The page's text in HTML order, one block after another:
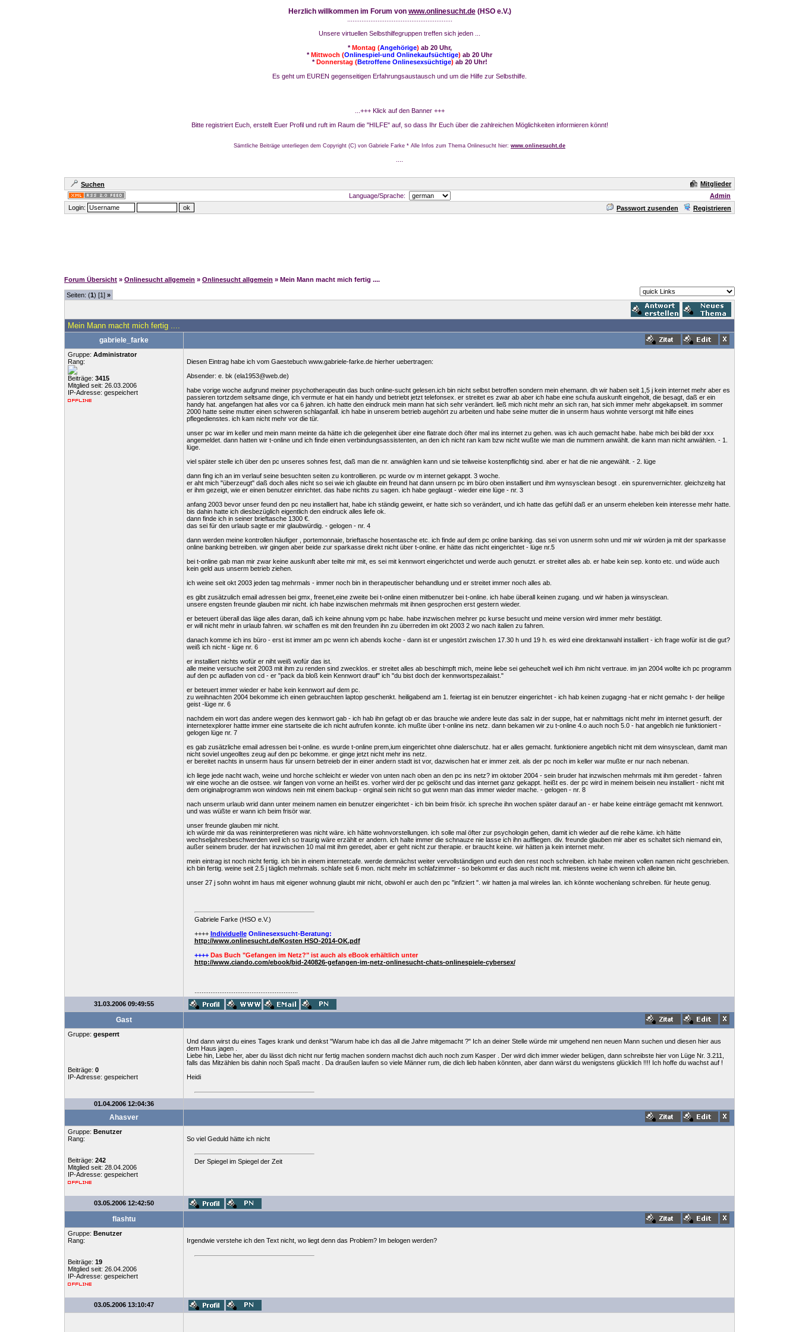
Herzlich willkommen im Forum von www.onlinesucht.de(HSO e.V.)
Unsere virtuellen Selbsthilfegruppen treffen sich jeden ...
*Montag (Angehörige) ab 20 Uhr,
*Mittwoch (Onlinespiel-und Onlinekaufsüchtige) ab 20 Uhr
*Donnerstag (Betroffene Onlinesexsüchtige) ab 20 Uhr!
Es geht um EUREN gegenseitigen Erfahrungsaustausch und um die Hilfe zur Selbsthilfe.
...+++ Klick auf den Banner +++
Bitte registriert Euch, erstellt Euer Profil und ruft im Raum die "HILFE" auf, so dass Ihr Euch über die zahlreichen Möglichkeiten informieren könnt!
Sämtliche Beiträge unterliegen dem Copyright (C) von Gabriele Farke * Alle Infos zum Thema Onlinesucht hier: www.onlinesucht.de
Suchen
Mitglieder
Language/Sprache:
Admin
Login:
Passwort zusenden Registrieren
Forum Übersicht » Onlinesucht allgemein » Onlinesucht allgemein » Mein Mann macht mich fertig ....
Seiten: (1) [1] »
Mein Mann macht mich fertig ....
gabriele_farke
Gruppe: Administrator
Rang:
Beiträge: 3415
Mitglied seit: 26.03.2006
IP-Adresse: gespeichert
Diesen Eintrag habe ich vom Gaestebuch www.gabriele-farke.de hierher uebertragen:
Absender: e. bk (ela1953@web.de)
habe vorige woche aufgrund meiner psychotherapeutin das buch online-sucht gelesen.ich bin nicht selbst betroffen sondern mein ehemann. dh wir haben seit 1,5 j kein internet mehr aber es
passieren tortzdem seltsame dinge, ich vermute er hat ein handy und betriebt jetzt telefonsex. er streitet es zwar ab aber ich habe eine schufa auskunft eingeholt, die besagt, daß er ein
handy hat. angefangen hat alles vor ca 6 jahren. ich hatte den eindruck mein mann hat sich sehr verändert. ließ mich nicht mehr an sich ran, hat sich immer mehr abgekapselt. im sommer
2000 hatte seine mutter einen schweren schlaganfall. ich habe in unserem betrieb augehört zu arbeiten und habe seine mutter die in unserm haus wohnte versorgt mit hilfe eines
pflegedienstes. ich kam nicht mehr vor die tür.
unser pc war im keller und mein mann meinte da hätte ich die gelegenheit über eine flatrate doch öfter mal ins internet zu gehen. was ich auch gemacht habe. habe mich bei bild der xxx
angemeldet. dann hatten wir t-online und ich finde einen verbindungsassistenten, an den ich nicht ran kam bzw nicht wußte wie man die nummern anwählt. die kann man nicht anwählen. - 1.
lüge.
viel später stelle ich über den pc unseres sohnes fest, daß man die nr. anwäghlen kann und sie teilweise kostenpflichtig sind. aber er hat die nie angewählt. - 2. lüge
dann fing ich an im verlauf seine besuchten seiten zu kontrollieren. pc wurde ov m internet gekappt. 3 woche.
er aht mich "überzeugt" daß doch alles nicht so sei wie ich glaubte ein freund hat dann unsern pc im büro oben installiert und ihm wynsysclean besogt . ein spurenvernichter. gleichzeitg hat
er ihm gezeigt, wie er einen benutzer einrichtet. das habe nichts zu sagen. ich habe geglaugt - wieder eine lüge - nr. 3
anfang 2003 bevor unser feund den pc neu installiert hat, habe ich ständig geweint, er hatte sich so verändert, und ich hatte das gefühl daß er an unserm eheleben kein interesse mehr hatte.
bis dahin hatte ich diesbezüglich eigentlich den eindruck alles liefe ok.
dann finde ich in seiner brieftasche 1300 €.
das sei für den urlaub sagte er mir glaubwürdig. - gelogen - nr. 4
dann werden meine kontrollen häufiger , portemonnaie, brieftasche hosentasche etc. ich finde auf dem pc online banking. das sei von usnerm sohn und mir wir würden ja mit der sparkasse
online banking betreiben. wir gingen aber beide zur sparkasse direkt nicht über t-online. er hätte das nicht eingerichtet - lüge nr.5
bei t-online gab man mir zwar keine auskunft aber teilte mir mit, es sei mit kennwort eingerichctet und werde auch genutzt. er streitet alles ab. er habe kein sep. konto etc. und wüde auch
kein geld aus unserm betrieb ziehen.
ich weine seit okt 2003 jeden tag mehrmals - immer noch bin in therapeutischer behandlung und er streitet immer noch alles ab.
es gibt zusätzulich email adressen bei gmx, freenet,eine zweite bei t-online einen mitbenutzer bei t-online. ich habe überall keinen zugang. und wir haben ja winsysclean.
unsere engsten freunde glauben mir nicht. ich habe inzwischen mehrmals mit ihnen gesprochen erst gestern wieder.
er beteuert überall das läge alles daran, daß ich keine ahnung vpm pc habe. habe inzwischen mehrer pc kurse besucht und meine version wird immer mehr bestätigt.
er will nicht mehr in urlaub fahren. wir schaffen es mit den freunden ihn zu überreden im okt 2003 2 wo nach italien zu fahren.
danach komme ich ins büro - erst ist immer am pc wenn ich abends koche - dann ist er ungestört zwischen 17.30 h und 19 h. es wird eine direktanwahl installiert - ich frage wofür ist die gut?
weiß ich nicht - lüge nr. 6
er installiert nichts wofür er niht weiß wofür das ist.
alle meine versuche seit 2003 mit ihm zu renden sind zwecklos. er streitet alles ab beschimpft mich, meine liebe sei geheuchelt weil ich ihm nicht vertraue. im jan 2004 wollte ich pc programm
auf den pc aufladen von cd - er "pack da bloß kein Kennwort drauf" ich "du bist doch der kennwortspezailaist."
er beteuert immer wieder er habe kein kennwort auf dem pc.
zu weihnachten 2004 bekomme ich einen gebrauchten laptop geschenkt. heiligabend am 1. feiertag ist ein benutzer eingerichtet - ich hab keinen zugagng -hat er nicht gemahc t- der heilige
geist -lüge nr. 6
nachdem ein wort das andere wegen des kennwort gab - ich hab ihn gefagt ob er das brauche wie andere leute das salz in der suppe, hat er nahmittags nicht mehr im internet gesurft. der
internetexplorer hattte immer eine startseite die ich nicht aufrufen konnte. ich mußte über t-online ins netz. dann bekamen wir zu t-online 4.o auch noch 5.0 - hat angeblich nie funktioniert -
gelogen lüge nr. 7
es gab zusätzliche email adressen bei t-online. es wurde t-online prem,ium eingerichtet ohne dialerschutz. hat er alles gemacht. funktioniere angeblich nicht mit dem winsysclean, damit man
nicht soviel ungeolltes zeug auf den pc bekomme. er ginge jetzt nicht mehr ins netz.
er bereitet nachts in unserm haus für unsern betreieb der in einer andern stadt ist vor, dazwischen hat er immer zeit. als der pc noch im keller war mußte er nur nach nebenan.
ich liege jede nacht wach, weine und horche schleicht er wieder von unten nach oben an den pc ins netz? im oktober 2004 - sein bruder hat inzwischen mehrmals mit ihm geredet - fahren
wir eine woche an die ostsee. wir fangen von vorne an heißt es. vorher wird der pc gelöscht und das internet ganz gekappt. heißt es. der pc wird in meinem beisein neu installiert - nicht mit
dem originalprogramm won windows nein mit einem backup - orginal sein nicht so gut wenn man das immer wieder mache. - gelogen - nr. 8
nach unserm urlaub wrid dann unter meinem namen ein benutzer eingerichtet - ich bin beim frisör. ich spreche ihn wochen später darauf an - er habe keine einträge gemacht mit kennwort.
und was wüßte er wann ich beim frisör war.
unser freunde glauben mir nicht.
ich würde mir da was reininterpretieren was nicht wäre. ich hätte wohnvorstellungen. ich solle mal öfter zur psychologin gehen, damit ich wieder auf die reihe käme. ich hätte
wechseljahresbeschwerden weil ich so traurig wäre erzählt er andern. ich halte immer die schnauze nie lasse ich ihn auffliegen. div. freunde glauben mir aber es schaltet sich niemand ein,
außer seinem bruder. der hat inzwischen 10 mal mit ihm geredet, aber er geht nicht zur therapie. er braucht keine. wir hätten ja kein internet mehr.
mein eintrag ist noch nicht fertig. ich bin in einem internetcafe. werde demnächst weiter vervollständigen und euch den rest noch schreiben. ich habe meinen vollen namen nicht geschrieben.
ich bin fertig. weine seit 2.5 j täglich mehrmals. schlafe seit 6 mon. nicht mehr im schlafzimmer - so bekommt er das auch nicht mit. miestens weine ich wenn ich alleine bin.
unser 27 j sohn wohnt im haus mit eigener wohnung glaubt mir nicht, obwohl er auch den pc "infiziert ". wir hatten ja mal wireles lan. ich könnte wochenlang schreiben. für heute genug.
Gabriele Farke (HSO e.V.)
++++ IndividuelleOnlinesexsucht-Beratung:
http://www.onlinesucht.de/Kosten HSO-2014-OK.pdf
++++ Das Buch "Gefangen im Netz?" ist auch als eBook erhältlich unter
http://www.ciando.com/ebook/bid-240826-gefangen-im-netz-onlinesucht-chats-onlinespiele-cybersex/
31.03.2006 09:49:55
Gast
Gruppe: gesperrt
Beiträge: 0
IP-Adresse: gespeichert
Und dann wirst du eines Tages krank und denkst "Warum habe ich das all die Jahre mitgemacht ?" Ich an deiner Stelle würde mir umgehend nen neuen Mann suchen und diesen hier aus
dem Haus jagen .
Liebe hin, Liebe her, aber du lässt dich nicht nur fertig machen sondern machst dich auch noch zum Kasper . Der wird dich immer wieder belügen, dann schreibste hier von Lüge Nr. 3.211,
falls das Mitzählen bis dahin noch Spaß macht . Da draußen laufen so viele Männer rum, die dich lieb haben könnten, aber dann wärst du wenigstens glücklich !!!! Ich hoffe du wachst auf !
Heidi
01.04.2006 12:04:36
Ahasver
Gruppe: Benutzer
Rang:
Beiträge: 242
Mitglied seit: 28.04.2006
IP-Adresse: gespeichert
So viel Geduld hätte ich nicht
Der Spiegel im Spiegel der Zeit
03.05.2006 12:42:50
flashtu
Gruppe: Benutzer
Rang:
Beiträge: 19
Mitglied seit: 26.04.2006
IP-Adresse: gespeichert
Irgendwie verstehe ich den Text nicht, wo liegt denn das Problem? Im belogen werden?
03.05.2006 13:10:47